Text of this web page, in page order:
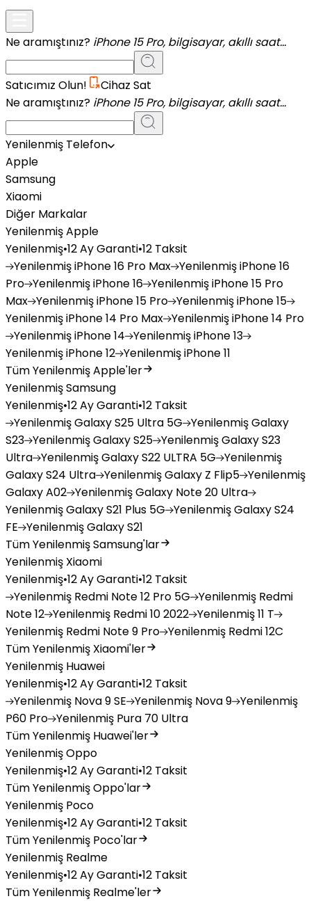
Ne aramıştınız? iPhone 15 Pro, bilgisayar, akıllı saat...
Satıcımız Olun!
Cihaz Sat
Ne aramıştınız? iPhone 15 Pro, bilgisayar, akıllı saat...
Yenilenmiş Telefon
Apple
Samsung
Xiaomi
Diğer Markalar
Yenilenmiş Apple
Yenilenmiş•12 Ay Garanti•12 Taksit
YenilenmişiPhone 16 Pro Max YenilenmişiPhone 16
Pro YenilenmişiPhone 16 YenilenmişiPhone 15 Pro
Max YenilenmişiPhone 15 Pro YenilenmişiPhone 15
YenilenmişiPhone 14 Pro Max YenilenmişiPhone 14 Pro
YenilenmişiPhone 14 YenilenmişiPhone 13
YenilenmişiPhone 12 YenilenmişiPhone 11
Tüm Yenilenmiş Apple'ler
Yenilenmiş Samsung
Yenilenmiş•12 Ay Garanti•12 Taksit
YenilenmişGalaxy S25 Ultra 5G YenilenmişGalaxy
S23 YenilenmişGalaxy S25 YenilenmişGalaxy S23
Ultra YenilenmişGalaxy S22 ULTRA 5G Yenilenmiş
Galaxy S24 Ultra YenilenmişGalaxy Z Flip5 Yenilenmiş
Galaxy A02 YenilenmişGalaxy Note 20 Ultra
YenilenmişGalaxy S21 Plus 5G YenilenmişGalaxy S24
FE YenilenmişGalaxy S21
Tüm Yenilenmiş Samsung'lar
Yenilenmiş Xiaomi
Yenilenmiş•12 Ay Garanti•12 Taksit
Yenilenmiş Redmi Note 12 Pro 5G Yenilenmiş Redmi
Note 12 Yenilenmiş Redmi 10 2022 Yenilenmiş11 T
Yenilenmiş Redmi Note 9 Pro Yenilenmiş Redmi 12C
Tüm Yenilenmiş Xiaomi'ler
Yenilenmiş Huawei
Yenilenmiş•12 Ay Garanti•12 Taksit
Yenilenmiş Nova 9 SE Yenilenmiş Nova 9 Yenilenmiş
P60 Pro Yenilenmiş Pura 70 Ultra
Tüm Yenilenmiş Huawei'ler
Yenilenmiş Oppo
Yenilenmiş•12 Ay Garanti•12 Taksit
Tüm Yenilenmiş Oppo'lar
Yenilenmiş Poco
Yenilenmiş•12 Ay Garanti•12 Taksit
Tüm Yenilenmiş Poco'lar
Yenilenmiş Realme
Yenilenmiş•12 Ay Garanti•12 Taksit
Tüm Yenilenmiş Realme'ler